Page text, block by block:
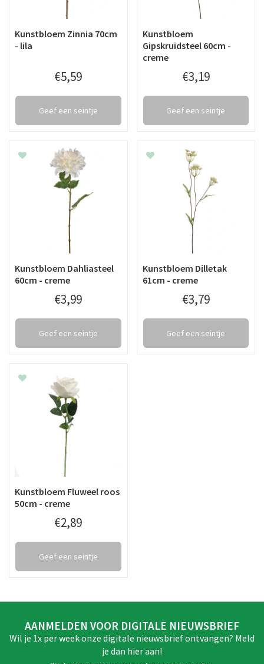
Kunstbloem Zinnia 70cm
- lila
€5,59
Geef een seintje
Kunstbloem
Gipskruidsteel 60cm -
creme
€3,19
Geef een seintje
Kunstbloem Dahliasteel
60cm - creme
€3,99
Geef een seintje
Kunstbloem Dilletak
61cm - creme
€3,79
Geef een seintje
Kunstbloem Fluweel roos
50cm - creme
€2,89
Geef een seintje
AANMELDEN VOOR DIGITALE NIEUWSBRIEF
Wil je 1x per week onze digitale nieuwsbrief ontvangen? Meld
je dan hier aan!